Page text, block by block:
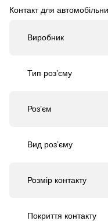
Контакт для
Виробник
Тип роз’єму
Роз’єм
Вид роз’єму
Розмір контакту
Покриття контакту